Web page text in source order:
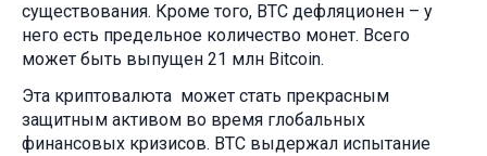
существования. Кроме того, BTC дефляционен – у
него есть предельное количество монет. Всего
может быть выпущен 21 млн Bitcoin.
Эта криптовалюта может стать прекрасным
защитным активом во время глобальных
финансовых кризисов. BTC выдержал испытание